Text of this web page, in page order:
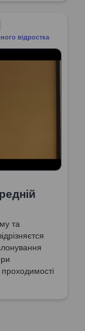
відростка
та